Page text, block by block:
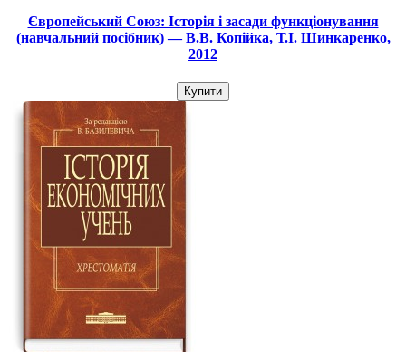
Європейський Союз: Історія і засади функціонування
(навчальний посібник) — В.В. Копійка, Т.І. Шинкаренко,
2012
Купити